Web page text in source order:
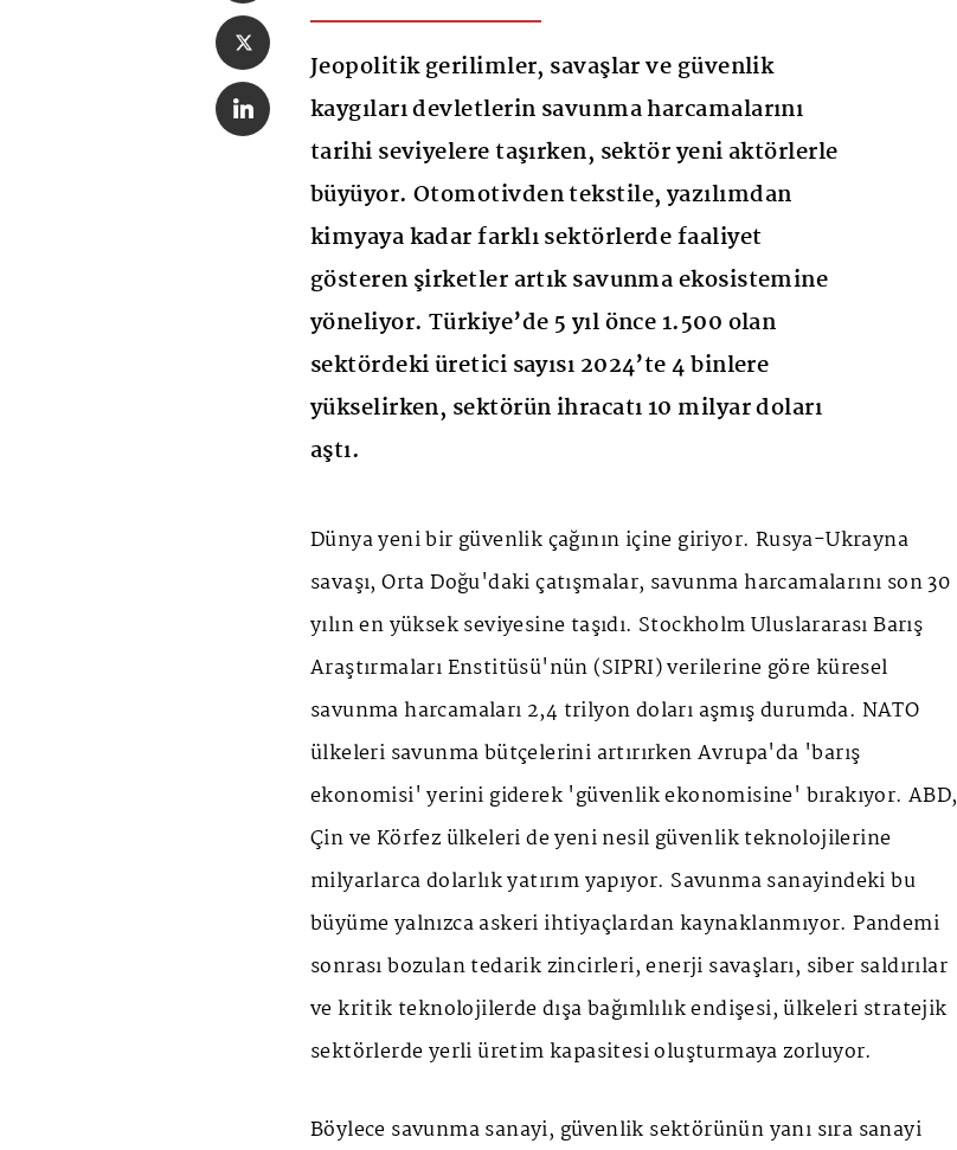
Jeopolitik gerilimler, savaşlar ve güvenlik
kaygıları devletlerin savunma harcamalarını
tarihi seviyelere taşırken, sektör yeni aktörlerle
büyüyor. Otomotivden tekstile, yazılımdan
kimyaya kadar farklı sektörlerde faaliyet
gösteren şirketler artık savunma ekosistemine
yöneliyor. Türkiye’de 5 yıl önce 1.500 olan
sektördeki üretici sayısı 2024’te 4 binlere
yükselirken, sektörün ihracatı 10 milyar doları
aştı.
Dünya yeni bir güvenlik çağının içine giriyor. Rusya-Ukrayna
savaşı, Orta Doğu'daki çatışmalar, savunma harcamalarını son 30
yılın en yüksek seviyesine taşıdı. Stockholm Uluslararası Barış
Araştırmaları Enstitüsü'nün (SIPRI) verilerine göre küresel
savunma harcamaları 2,4 trilyon doları aşmış durumda. NATO
ülkeleri savunma bütçelerini artırırken Avrupa'da 'barış
ekonomisi' yerini giderek 'güvenlik ekonomisine' bırakıyor. ABD,
Çin ve Körfez ülkeleri de yeni nesil güvenlik teknolojilerine
milyarlarca dolarlık yatırım yapıyor. Savunma sanayindeki bu
büyüme yalnızca askeri ihtiyaçlardan kaynaklanmıyor. Pandemi
sonrası bozulan tedarik zincirleri, enerji savaşları, siber saldırılar
ve kritik teknolojilerde dışa bağımlılık endişesi, ülkeleri stratejik
sektörlerde yerli üretim kapasitesi oluşturmaya zorluyor.
Böylece savunma sanayi, güvenlik sektörünün yanı sıra sanayi